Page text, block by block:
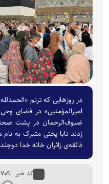
در روزهایی که ترنم
امیرالمؤمنین» در فضای
ضیوف‌الرحمان در پشت
زدند تابا پختی متبرک به
ذائقه‌ی زائران خانه خدا
کد خبر : ۱۰۶۰۷۰۹